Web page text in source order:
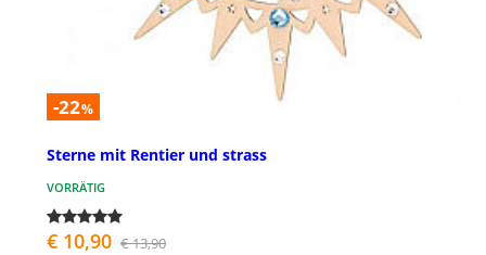
-22%
Sterne mit Rentier und strass
VORRÄTIG
€ 10,90 € 13,90